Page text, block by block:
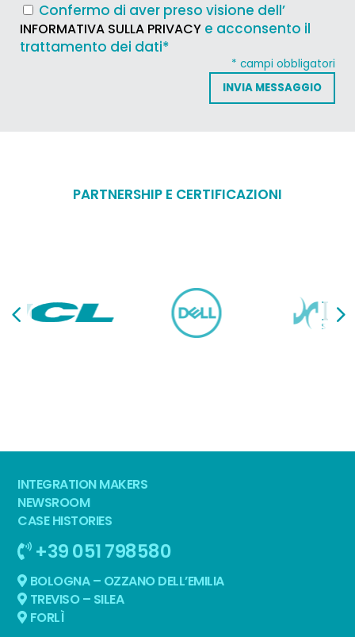
Confermo di aver preso visione dell’
INFORMATIVA SULLA PRIVACY e acconsento il
trattamento dei dati*
* campi obbligatori
PARTNERSHIP E CERTIFICAZIONI
INTEGRATION MAKERS
NEWSROOM
CASE HISTORIES
+39 051 798580
BOLOGNA – OZZANO DELL’EMILIA
TREVISO – SILEA
FORLÌ